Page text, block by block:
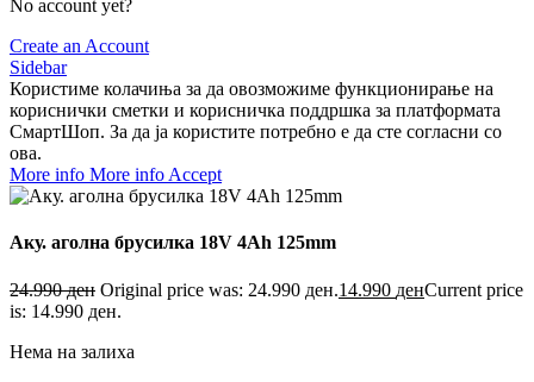
No account yet?
Create an Account
Sidebar
Користиме колачиња за да овозможиме функционирање на
кориснички сметки и корисничка поддршка за платформата
СмартШоп. За да ја користите потребно е да сте согласни со
ова.
More info More info Accept
Аку. аголна брусилка 18V 4Ah 125mm
24.990ден Original price was: 24.990 ден.14.990 денCurrent price
is: 14.990 ден.
Нема на залиха